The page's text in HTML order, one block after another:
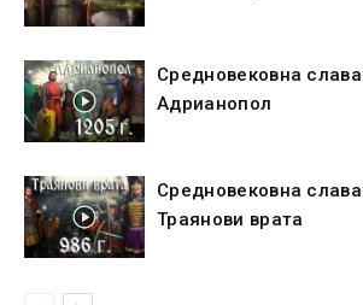
Средновековна
Адрианопол
Средновековна
Траянови врата